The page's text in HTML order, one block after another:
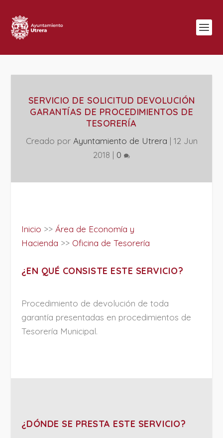
SERVICIO DE SOLICITUD DEVOLUCIÓN
GARANTÍAS DE PROCEDIMIENTOS DE
TESORERÍA
Creado por Ayuntamiento de Utrera | 12 Jun
2018 | 0
Inicio >> Área de Economía y
Hacienda >> Oficina de Tesorería
¿EN QUÉ CONSISTE ESTE SERVICIO?
Procedimiento de devolución de toda
garantía presentadas en procedimientos de
Tesorería Municipal.
¿DÓNDE SE PRESTA ESTE SERVICIO?